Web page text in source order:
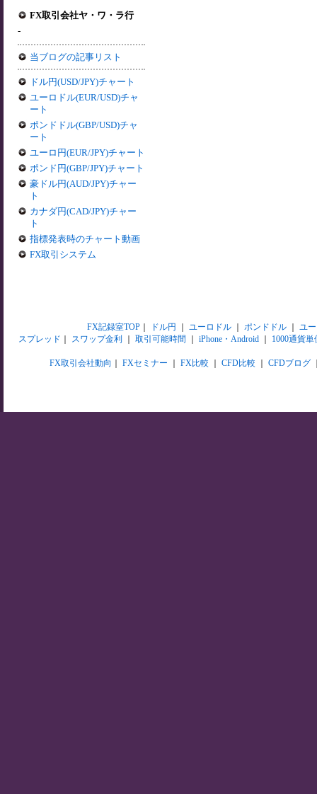
FX取引会社ヤ・ワ・ラ行
-
当ブログの記事リスト
ドル円(USD/JPY)チャート
ユーロドル(EUR/USD)チャ
ート
ポンドドル(GBP/USD)チャ
ート
ユーロ円(EUR/JPY)チャート
ポンド円(GBP/JPY)チャート
豪ドル円(AUD/JPY)チャー
ト
カナダ円(CAD/JPY)チャー
ト
指標発表時のチャート動画
FX取引システム
FX記録室TOP｜ ドル円 ユーロドル｜ ポンドドル｜ ユ
スプレッド
スワップ金利 取引可能時間 iPhone・Android 1000通貨単
FX取引会社動向 FXセミナー FX比較 CFD比較 CFDブログ